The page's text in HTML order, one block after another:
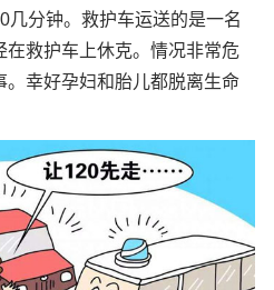
几分钟。救护车运送的是一名
在救护车上休克。情况非常危
。幸好孕妇和胎儿都脱离生命